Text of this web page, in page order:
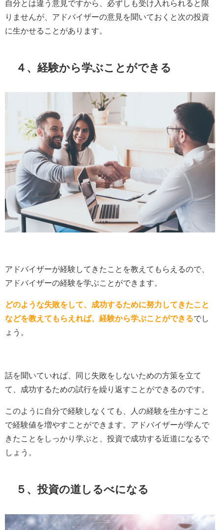
自分とは違う意見ですから、必ずしも受け入れられると限
りませんが、アドバイザーの意見を聞いておくと次の投資
に生かせることがあります。
４、経験から学ぶことができる
アドバイザーが経験してきたことを教えてもらえるので、
アドバイザーの経験を学ぶことができます。
どのような失敗をして、成功するために努力してきたこと
などを教えてもらえれば、経験から学ぶことができるでし
ょう。
話を聞いていれば、同じ失敗をしないための方策を立て
て、成功するための試行を繰り返すことができるのです。
このように自分で経験しなくても、人の経験を生かすこと
で経験値を増やすことができます。アドバイザーが学んで
きたことをしっかり学ぶと、投資で成功する近道になるで
しょう。
５、投資の道しるべになる